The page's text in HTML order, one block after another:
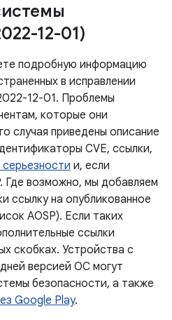
12-01)
подробную информацию
в исправлении
12-01. Проблемы
которые они
случая приведены описание
CVE, ссылки,
серьезности и, если
Где возможно, мы добавляем
ссылку на опубликованное
AOSP). Если таких
ссылки
скобках. Устройства с
версией ОС могут
безопасности, а также
Google Play.